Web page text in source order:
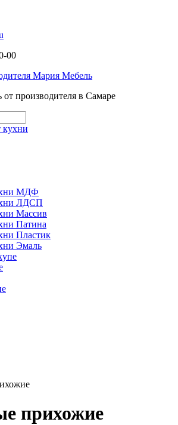
00
от производителя в Самаре
кухни
МДФ
ЛДСП
Массив
Патина
Пластик
Эмаль
прихожие